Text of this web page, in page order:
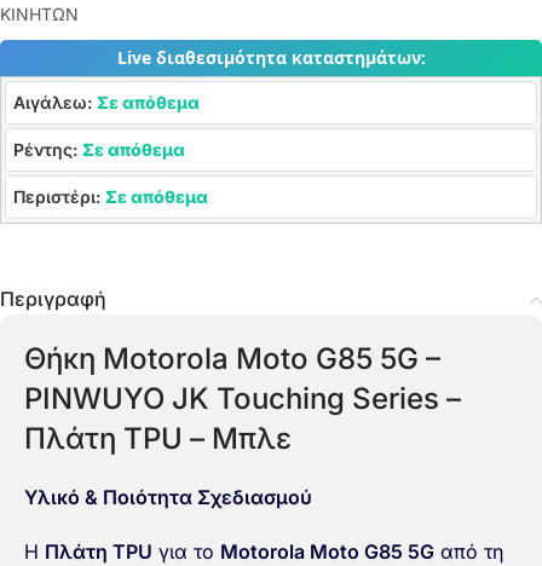
ΚΙΝΗΤΩΝ
Live διαθεσιμότητα καταστημάτων:
Αιγάλεω: Σε απόθεμα
Ρέντης: Σε απόθεμα
Περιστέρι: Σε απόθεμα
Περιγραφή
Θήκη Motorola Moto G85 5G –
PINWUYO JK Touching Series –
Πλάτη TPU – Μπλε
Υλικό & Ποιότητα Σχεδιασμού
Η Πλάτη TPU για το Motorola Moto G85 5G από τη